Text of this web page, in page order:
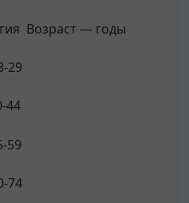
Возраст — годы
29
44
59
74